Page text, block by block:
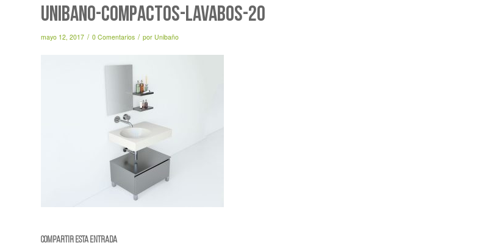
unibaño-compactos-lavabos-20
mayo 12, 2017 / 0 Comentarios / por Unibaño
Compartir esta entrada